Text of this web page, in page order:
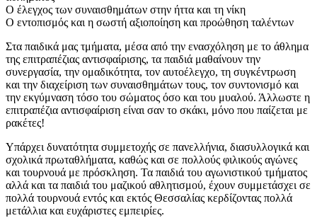
Ο έλεγχος των συναισθημάτων στην ήττα και τη νίκη
Ο εντοπισμός και η σωστή αξιοποίηση και προώθηση ταλέντων
Στα παιδικά μας τμήματα, μέσα από την ενασχόληση με το άθλημα
της επιτραπέζιας αντισφαίρισης, τα παιδιά μαθαίνουν την
συνεργασία, την ομαδικότητα, τον αυτοέλεγχο, τη συγκέντρωση
και την διαχείριση των συναισθημάτων τους, τον συντονισμό και
την εκγύμναση τόσο του σώματος όσο και του μυαλού. Άλλωστε η
επιτραπέζια αντισφαίριση είναι σαν το σκάκι, μόνο που παίζεται με
ρακέτες!
Υπάρχει δυνατότητα συμμετοχής σε πανελλήνια, διασυλλογικά και
σχολικά πρωταθλήματα, καθώς και σε πολλούς φιλικούς αγώνες
και τουρνουά με πρόσκληση. Τα παιδιά του αγωνιστικού τμήματος
αλλά και τα παιδιά του μαζικού αθλητισμού, έχουν συμμετάσχει σε
πολλά τουρνουά εντός και εκτός Θεσσαλίας κερδίζοντας πολλά
μετάλλια και ευχάριστες εμπειρίες.